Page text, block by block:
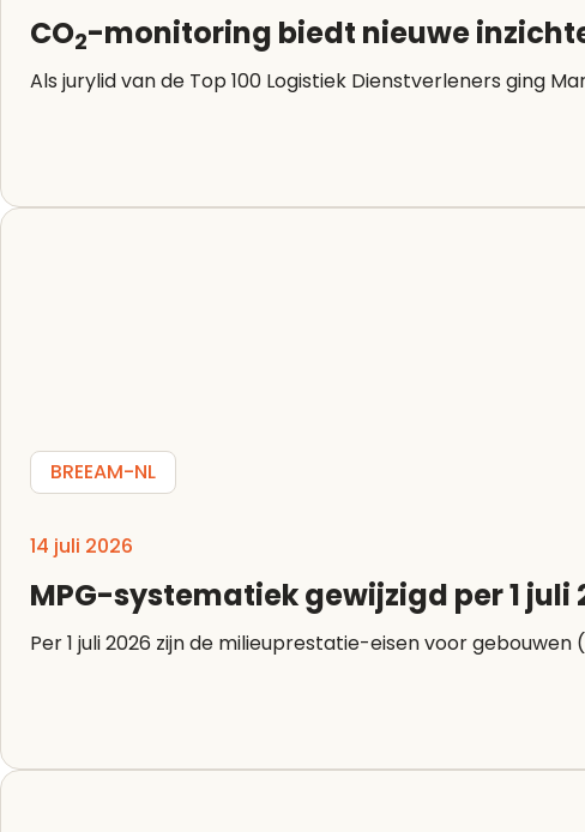
CO2-monitoring biedt nieuwe
Als jurylid van de Top 100 Logistiek Dienstverleners ging
BREEAM-NL
14 juli 2026
MPG-systematiek gewijzigd per 1 juli
Per 1 juli 2026 zijn de milieuprestatie-eisen voor